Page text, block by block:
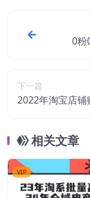
0粉
下一篇
2022年淘宝店铺
相关文章
VIP